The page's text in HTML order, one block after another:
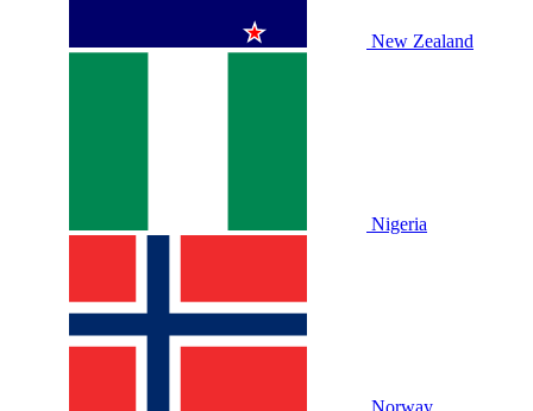
New Zealand
Nigeria
Norway